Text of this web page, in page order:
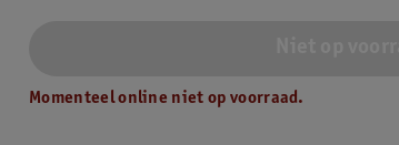
Momenteel online niet op voorraad.